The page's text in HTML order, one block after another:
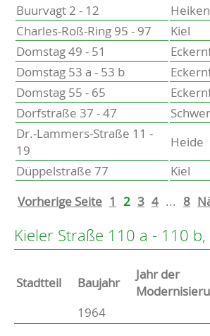
Buurvagt 2 - 12
Charles-Roß-Ring 95 - 97
Kiel
Domstag 49 - 51
Domstag 53 a - 53 b
Domstag 55 - 65
Dorfstraße 37 - 47
Dr.-Lammers-Straße 11 -
19
Heide
Düppelstraße 77
Kiel
Vorherige Seite 1 2 3 4 ... 8
Kieler Straße 110 a - 110
Stammdaten
Basisdaten zur Immobilie
Stadtteil Baujahr
Jahr der
1964